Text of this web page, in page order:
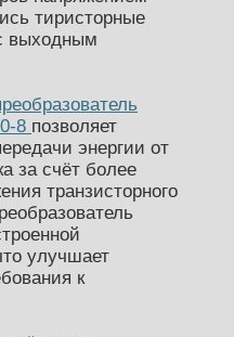
тиристорные
выходным
8 позволяет
энергии от
за счёт более
транзисторного
улучшает
к